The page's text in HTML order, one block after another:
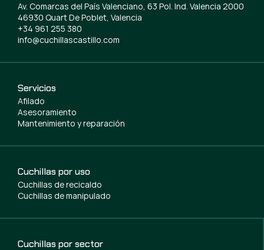
Servicios
Afilado
Asesoramiento
Mantenimiento y reparación
Cuchillas por uso
Cuchillas de recicaldo
Cuchillas de manipulado
Cuchillas por sector
Av. Comarcas del País Valenciano, 63 Pol. Ind. Valencia 2000
46930 Quart De Poblet, Valencia
+34 961 255 380
info@cuchillascastillo.com